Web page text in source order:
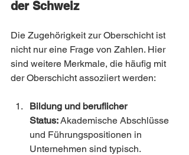
der Schweiz
Die Zugehörigkeit zur Oberschicht ist
nicht nur eine Frage von Zahlen. Hier
sind weitere Merkmale, die häufig mit
der Oberschicht assoziiert werden:
Bildung und beruflicher
Status: Akademische Abschlüsse
und Führungspositionen in
Unternehmen sind typisch.